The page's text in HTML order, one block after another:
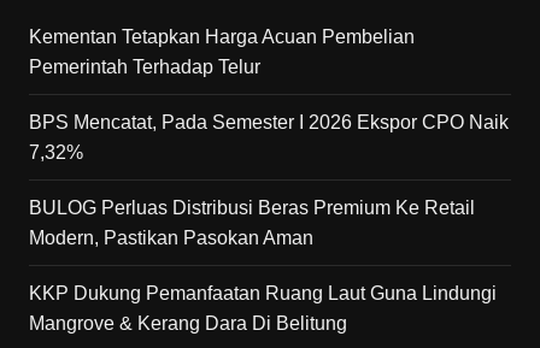
Kementan Tetapkan Harga Acuan Pembelian
Pemerintah Terhadap Telur
BPS Mencatat, Pada Semester I 2026 Ekspor CPO Naik
7,32%
BULOG Perluas Distribusi Beras Premium Ke Retail
Modern, Pastikan Pasokan Aman
KKP Dukung Pemanfaatan Ruang Laut Guna Lindungi
Mangrove & Kerang Dara Di Belitung